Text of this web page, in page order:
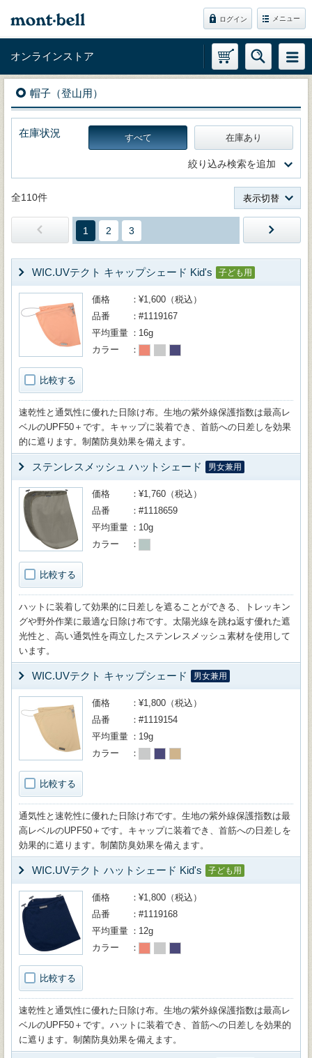
ログイン メニュー
オンラインストア
帽子（登山用）
在庫状況 すべて 在庫あり
絞り込み検索を追加
全110件 表示切替
1 2 3
WIC.UVテクト キャップシェード Kid's 子ども用
比較する
価格
¥1,600（税込）
品番
#1119167
平均重量
16g
カラー
速乾性と通気性に優れた日除け布。生地の紫外線保護指数は最高レ
ベルのUPF50＋です。キャップに装着でき、首筋への日差しを効果
的に遮ります。制菌防臭効果を備えます。
ステンレスメッシュ ハットシェード 男女兼用
比較する
価格
¥1,760（税込）
品番
#1118659
平均重量
10g
カラー
ハットに装着して効果的に日差しを遮ることができる、トレッキン
グや野外作業に最適な日除け布です。太陽光線を跳ね返す優れた遮
光性と、高い通気性を両立したステンレスメッシュ素材を使用して
います。
WIC.UVテクト キャップシェード 男女兼用
比較する
価格
¥1,800（税込）
品番
#1119154
平均重量
19g
カラー
通気性と速乾性に優れた日除け布です。生地の紫外線保護指数は最
高レベルのUPF50＋です。キャップに装着でき、首筋への日差しを
効果的に遮ります。制菌防臭効果を備えます。
WIC.UVテクト ハットシェード Kid's 子ども用
比較する
価格
¥1,800（税込）
品番
#1119168
平均重量
12g
カラー
速乾性と通気性に優れた日除け布。生地の紫外線保護指数は最高レ
ベルのUPF50＋です。ハットに装着でき、首筋への日差しを効果的
に遮ります。制菌防臭効果を備えます。